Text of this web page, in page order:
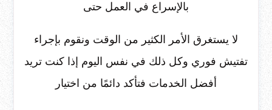
بالإسراع في العمل حتى
لا يستغرق الأمر الكثير من الوقت ونقوم بإجراء
تفتيش فوري وكل ذلك في نفس اليوم إذا كنت تريد
أفضل الخدمات فتأكد دائمًا من اختيار